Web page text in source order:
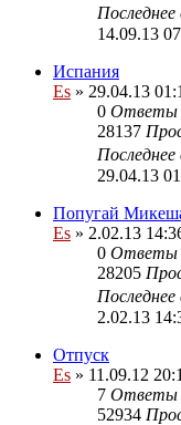
14.09.13
Испания
Es » 29.04.13
0 Ответы
28137
29.04.13
Попугай
Es » 2.02.13
0 Ответы
28205
2.02.13
Отпуск
Es » 11.09.12
7 Ответы
52934